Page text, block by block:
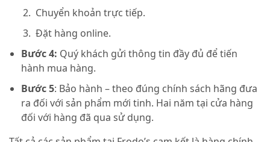
Chuyển khoản trực tiếp.
Đặt hàng online.
Bước 4: Quý khách gửi thông tin đầy đủ để tiến
hành mua hàng.
Bước 5: Bảo hành – theo đúng chính sách hãng đưa
ra đối với sản phẩm mới tinh. Hai năm tại cửa hàng
đối với hàng đã qua sử dụng.